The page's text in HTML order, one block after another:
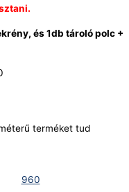
és 1db tároló polc +
terméket tud
960